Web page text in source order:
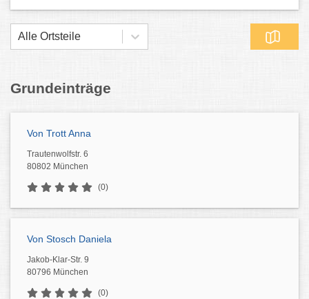
Alle Ortsteile
Grundeinträge
Von Trott Anna
Trautenwolfstr. 6
80802 München
(0)
Von Stosch Daniela
Jakob-Klar-Str. 9
80796 München
(0)